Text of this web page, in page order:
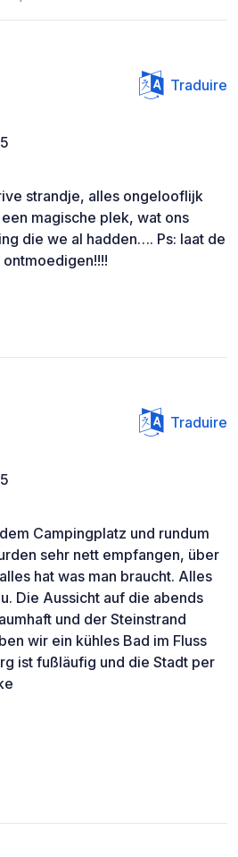
Traduire
strandje, alles ongelooflijk
magische plek, wat ons
die we al hadden…. Ps: laat de
Traduire
Campingplatz und rundum
sehr nett empfangen, über
hat was man braucht. Alles
Die Aussicht auf die abends
und der Steinstrand
wir ein kühles Bad im Fluss
ist fußläufig und die Stadt per